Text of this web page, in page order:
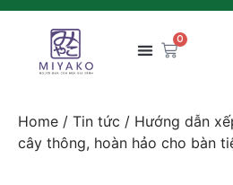
0
Home / Tin tức / Hướng dẫn
cây thông, hoàn hảo cho bàn